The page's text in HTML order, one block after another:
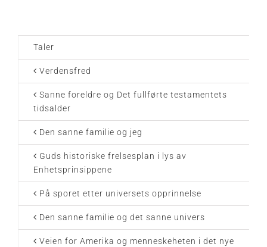
Taler
Verdensfred
Sanne foreldre og Det fullførte testamentets
tidsalder
Den sanne familie og jeg
Guds historiske frelsesplan i lys av
Enhetsprinsippene
På sporet etter universets opprinnelse
Den sanne familie og det sanne univers
Veien for Amerika og menneskeheten i det nye